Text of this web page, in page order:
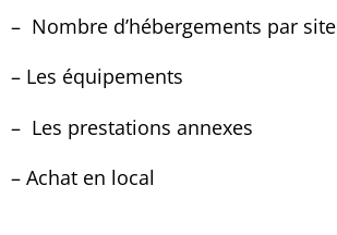
– Nombre d’hébergements par site
– Les équipements
– Les prestations annexes
– Achat en local